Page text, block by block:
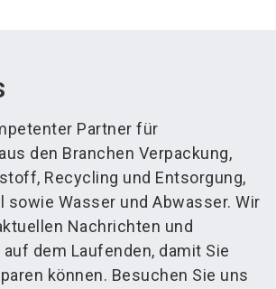
Partner für
den Branchen Verpackung,
Recycling und Entsorgung,
sowie Wasser und Abwasser. Wir
Nachrichten und
dem Laufenden, damit Sie
können. Besuchen Sie uns